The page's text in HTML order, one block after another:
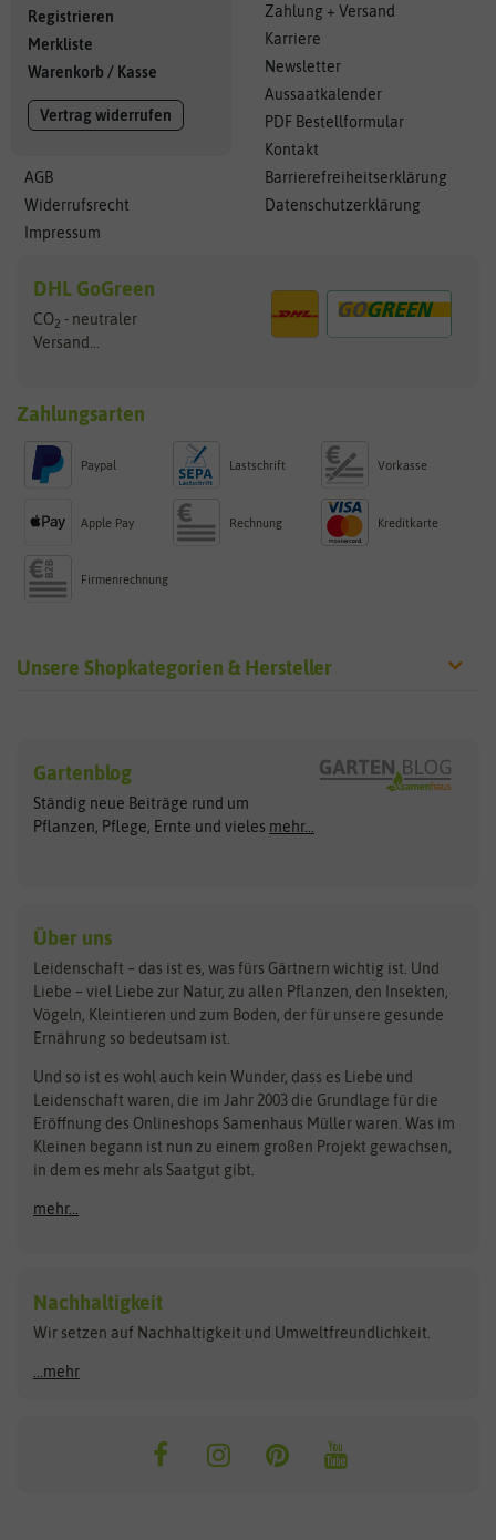
Registrieren
Merkliste
Warenkorb / Kasse
Vertrag widerrufen
AGB
Widerrufsrecht
Impressum
Zahlung + Versand
Karriere
Newsletter
Aussaatkalender
PDF Bestellformular
Kontakt
Barrierefreiheitserklärung
Datenschutzerklärung
DHL GoGreen
CO2 - neutraler
Versand...
Zahlungsarten
Paypal Lastschrift Vorkasse
Apple Pay Rechnung Kreditkarte
Firmenrechnung
Unsere Shopkategorien & Hersteller
Exotische Samen
Gemüsesamen
Gründünger
Kräutersamen
Obstsamen
Pilzbrut
Rasensamen
Steckzwiebeln
Zimmer & Kübelpflanzen
Kataloge
Schnäppchen
Anzucht & Gartenzubehör
Anzuchtschalen
Heizmatte & Heizkabel
Kokos-Quelltabletten
Zimmergewächshaus
Arche Noah
ASB Greenworld
Benary
Bingenheimer Saatgut
BioBalu
Bionana
BIOWOL
Blumicorn
Bûten Birds
Carl Pabst
Clever Pots
COMPO
Dürr-Samen
elho
Feldsaaten Freudenberger
Fertil
Flora Elite
Florissa
Flortis
Franchi Sementi
Hortitops
JUB Holland
Gartenblog
Ständig neue Beiträge rund um
Pflanzen, Pflege, Ernte und vieles mehr...
Über uns
Leidenschaft – das ist es, was fürs Gärtnern wichtig ist. Und
Liebe – viel Liebe zur Natur, zu allen Pflanzen, den Insekten,
Vögeln, Kleintieren und zum Boden, der für unsere gesunde
Ernährung so bedeutsam ist.
Und so ist es wohl auch kein Wunder, dass es Liebe und
Leidenschaft waren, die im Jahr 2003 die Grundlage für die
Eröffnung des Onlineshops Samenhaus Müller waren. Was im
Kleinen begann ist nun zu einem großen Projekt gewachsen,
in dem es mehr als Saatgut gibt.
mehr...
Nachhaltigkeit
Wir setzen auf Nachhaltigkeit und Umweltfreundlichkeit.
...mehr